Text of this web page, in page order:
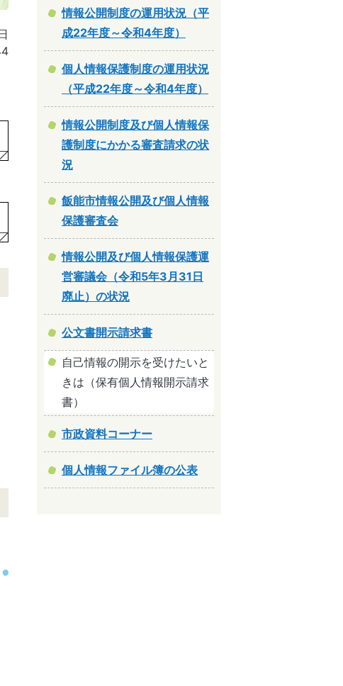
情報公開制度の運用状況（平
成22年度～令和4年度）
個人情報保護制度の運用状況
（平成22年度～令和4年度）
情報公開制度及び個人情報保
護制度にかかる審査請求の状
況
飯能市情報公開及び個人情報
保護審査会
情報公開及び個人情報保護運
営審議会（令和5年3月31日
廃止）の状況
公文書開示請求書
自己情報の開示を受けたいと
きは（保有個人情報開示請求
書）
市政資料コーナー
個人情報ファイル簿の公表